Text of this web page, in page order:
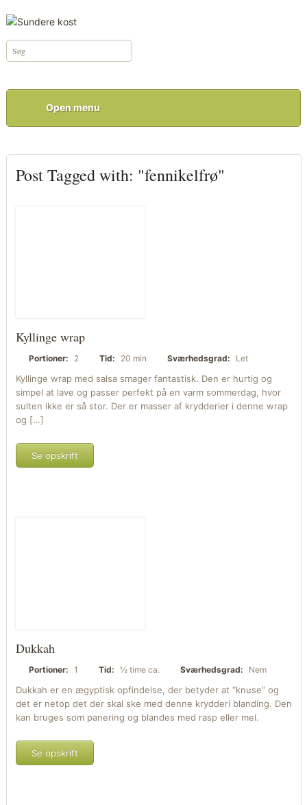
Open menu
Post Tagged with: "fennikelfrø"
Kyllinge wrap
Portioner: 2 Tid: 20 min Sværhedsgrad: Let
Kyllinge wrap med salsa smager fantastisk. Den er hurtig og
simpel at lave og passer perfekt på en varm sommerdag, hvor
sulten ikke er så stor. Der er masser af krydderier i denne wrap
og […]
Se opskrift
Dukkah
Portioner: 1 Tid: ½ time ca. Sværhedsgrad: Nem
Dukkah er en ægyptisk opfindelse, der betyder at “knuse” og
det er netop det der skal ske med denne krydderi blanding. Den
kan bruges som panering og blandes med rasp eller mel.
Se opskrift